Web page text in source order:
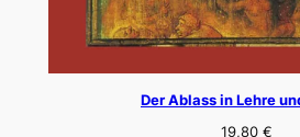
Der Ablass in Lehre
19,80 €